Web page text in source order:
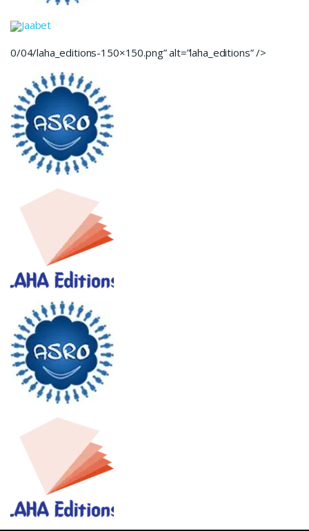
Jaabet
0/04/laha_editions-150×150.png” alt=”laha_editions” />